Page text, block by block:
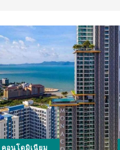
คอนโดมิเนียม